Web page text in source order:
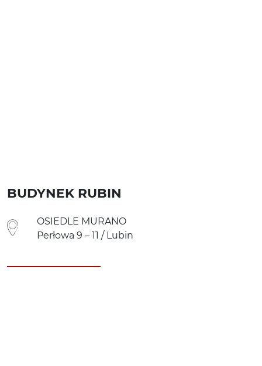
BUDYNEK RUBIN
OSIEDLE MURANO
Perłowa 9 – 11 / Lubin